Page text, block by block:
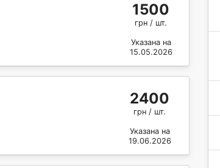
1500
грн / шт.
Указана на
15.05.2026
2400
грн / шт.
Указана на
19.06.2026